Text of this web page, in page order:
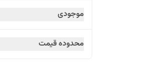
موجودی
محدوده قیمت